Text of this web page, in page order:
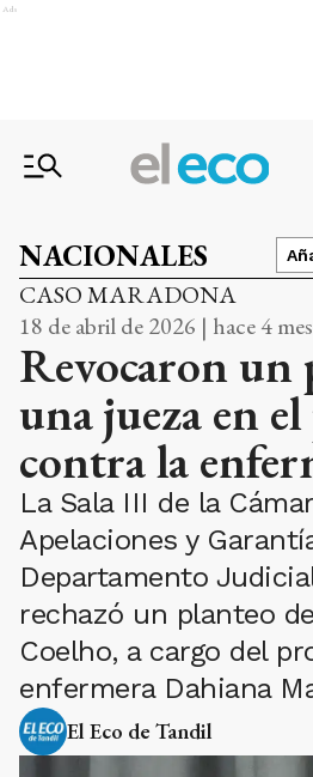
Ads
NACIONALES
CASO MARADONA
18 de abril de 2026 | hace 4
Revocaron un
una jueza en
contra la
La Sala III de la
Apelaciones y
Departamento
rechazó un planteo
Coelho, a cargo del
enfermera Dahiana
El Eco de Tandil